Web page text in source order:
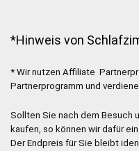
*Hinweis von
* Wir nutzen Affiliate
Partnerprogramm und
Sollten Sie nach dem Besuch
kaufen, so können wir dafür
Der Endpreis für Sie bleibt